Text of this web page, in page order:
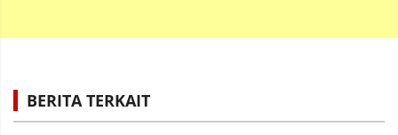
BERITA TERKAIT